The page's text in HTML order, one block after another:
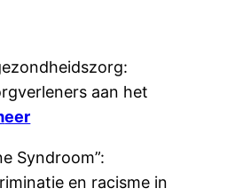
aan het
eer
Syndroom”:
en racisme in